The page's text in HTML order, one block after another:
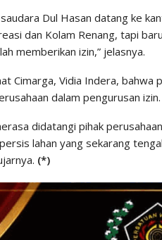
Dul Hasan datang ke
dan Kolam Renang, tapi
memberikan izin,” jelasnya.
Cimarga, Vidia Indera,
dalam pengurusan izin.
didatangi pihak
lahan yang sekarang
(*)